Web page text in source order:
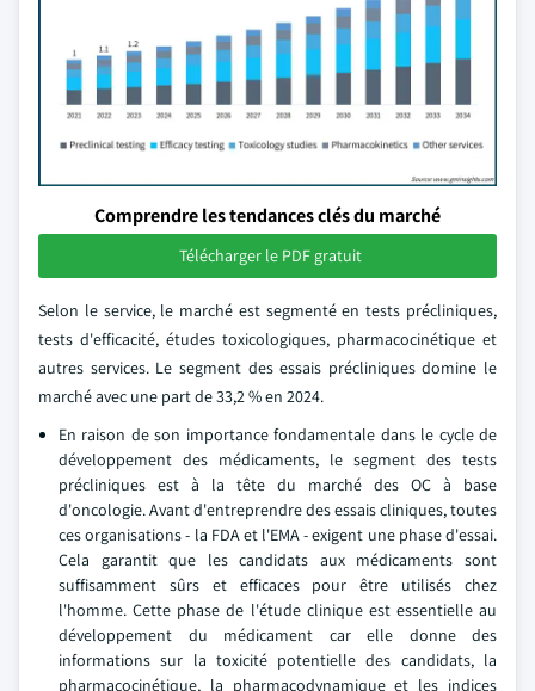
Comprendre les tendances clés du marché
Télécharger le PDF gratuit
Selon le service, le marché est segmenté en tests précliniques,
tests d'efficacité, études toxicologiques, pharmacocinétique et
autres services. Le segment des essais précliniques domine le
marché avec une part de 33,2 % en 2024.
En raison de son importance fondamentale dans le cycle de
développement des médicaments, le segment des tests
précliniques est à la tête du marché des OC à base
d'oncologie. Avant d'entreprendre des essais cliniques, toutes
ces organisations - la FDA et l'EMA - exigent une phase d'essai.
Cela garantit que les candidats aux médicaments sont
suffisamment sûrs et efficaces pour être utilisés chez
l'homme. Cette phase de l'étude clinique est essentielle au
développement du médicament car elle donne des
informations sur la toxicité potentielle des candidats, la
pharmacocinétique, la pharmacodynamique et les indices